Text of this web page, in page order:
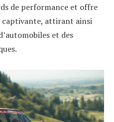
de performance et offre
captivante, attirant ainsi
et des